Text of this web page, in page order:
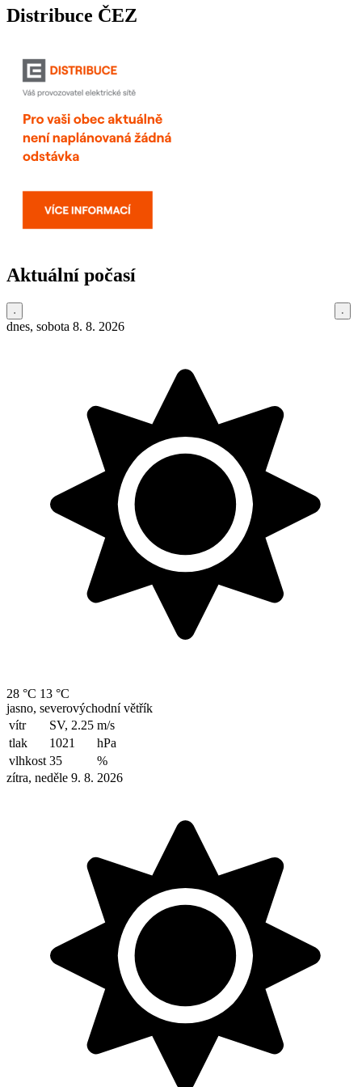
Distribuce ČEZ
Aktuální počasí
dnes, sobota 8. 8. 2026
28 °C 13 °C
jasno, severovýchodní větřík
vítr
SV, 2.25 m/s
tlak
1021
hPa
vlhkost 35
%
zítra, neděle 9. 8. 2026